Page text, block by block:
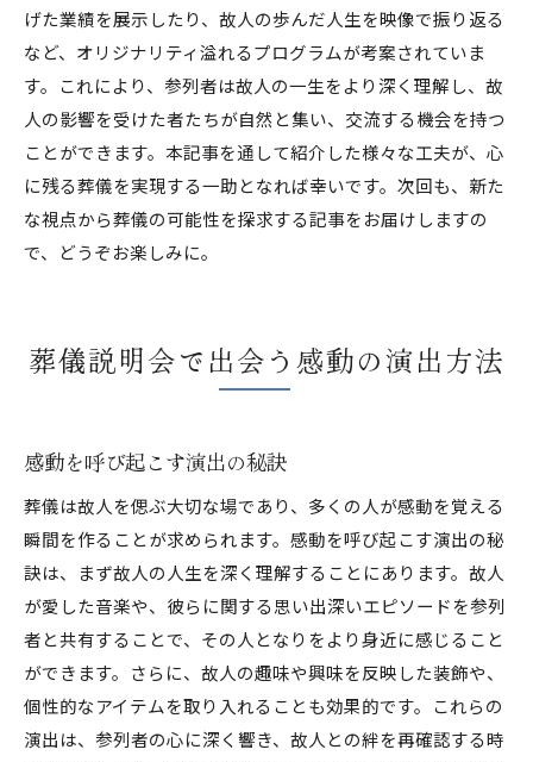
げた業績を展示したり、故人の歩んだ人生を映像で振り返る
など、オリジナリティ溢れるプログラムが考案されていま
す。これにより、参列者は故人の一生をより深く理解し、故
人の影響を受けた者たちが自然と集い、交流する機会を持つ
ことができます。本記事を通して紹介した様々な工夫が、心
に残る葬儀を実現する一助となれば幸いです。次回も、新た
な視点から葬儀の可能性を探求する記事をお届けしますの
で、どうぞお楽しみに。
葬儀説明会で出会う感動の演出方法
感動を呼び起こす演出の秘訣
葬儀は故人を偲ぶ大切な場であり、多くの人が感動を覚える
瞬間を作ることが求められます。感動を呼び起こす演出の秘
訣は、まず故人の人生を深く理解することにあります。故人
が愛した音楽や、彼らに関する思い出深いエピソードを参列
者と共有することで、その人となりをより身近に感じること
ができます。さらに、故人の趣味や興味を反映した装飾や、
個性的なアイテムを取り入れることも効果的です。これらの
演出は、参列者の心に深く響き、故人との絆を再確認する時